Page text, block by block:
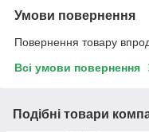
Умови повернення
Повернення товару
Всі умови повернення
Подібні товари